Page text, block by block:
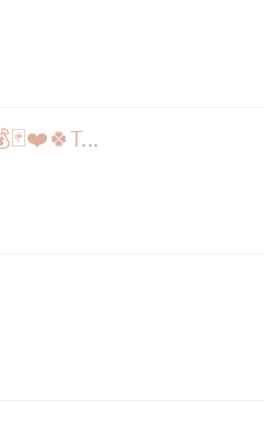
Rollertour / Rollerausflug (ab 125 ccm) in die Jachenau #Casino Royale 💰🃏❤️🍀Tour#